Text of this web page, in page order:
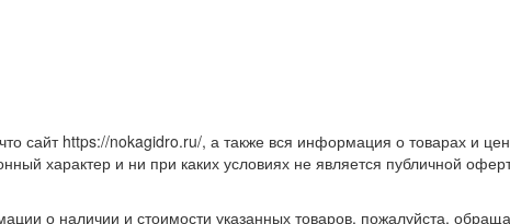
сайт https://nokagidro.ru/, а также вся информация о товарах и
характер и ни при каких условиях не является публичной
о наличии и стоимости указанных товаров, пожалуйста,